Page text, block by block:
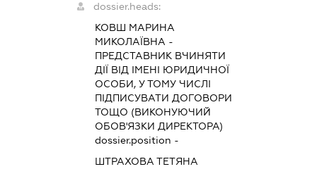
dossier.heads:
КОВШ МАРИНА
МИКОЛАЇВНА -
ПРЕДСТАВНИК ВЧИНЯТИ
ДІЇ ВІД ІМЕНІ ЮРИДИЧНОЇ
ОСОБИ, У ТОМУ ЧИСЛІ
ПІДПИСУВАТИ ДОГОВОРИ
ТОЩО (ВИКОНУЮЧИЙ
ОБОВ'ЯЗКИ ДИРЕКТОРА)
dossier.position -
ШТРАХОВА ТЕТЯНА